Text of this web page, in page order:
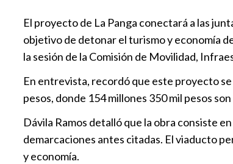
El proyecto de La Panga conectará a las
objetivo de detonar el turismo y economía
la sesión de la Comisión de Movilidad,
En entrevista, recordó que este proyecto
pesos, donde 154 millones 350 mil pesos
Dávila Ramos detalló que la obra consiste
demarcaciones antes citadas. El viaducto
y economía.